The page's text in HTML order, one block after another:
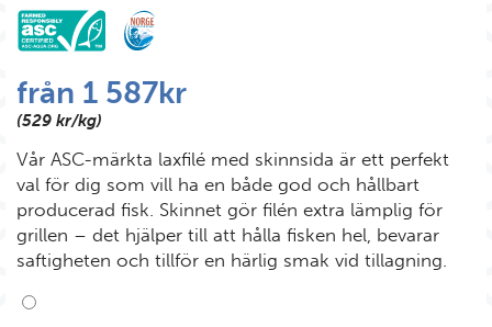
från 1 587kr
(529 kr/kg)
Vår ASC-märkta laxfilé med skinnsida är ett perfekt
val för dig som vill ha en både god och hållbart
producerad fisk. Skinnet gör filén extra lämplig för
grillen – det hjälper till att hålla fisken hel, bevarar
saftigheten och tillför en härlig smak vid tillagning.